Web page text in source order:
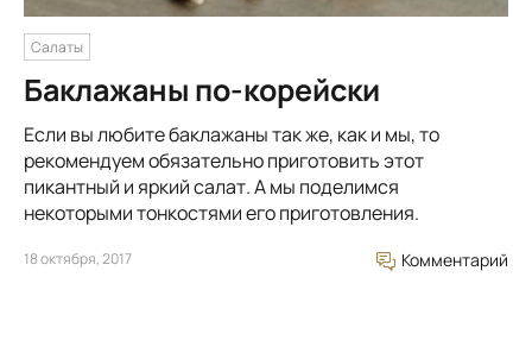
Салаты
Баклажаны по-корейски
Если вы любите баклажаны так же, как и мы, то
рекомендуем обязательно приготовить этот
пикантный и яркий салат. А мы поделимся
некоторыми тонкостями его приготовления.
18 октября, 2017 Комментарий